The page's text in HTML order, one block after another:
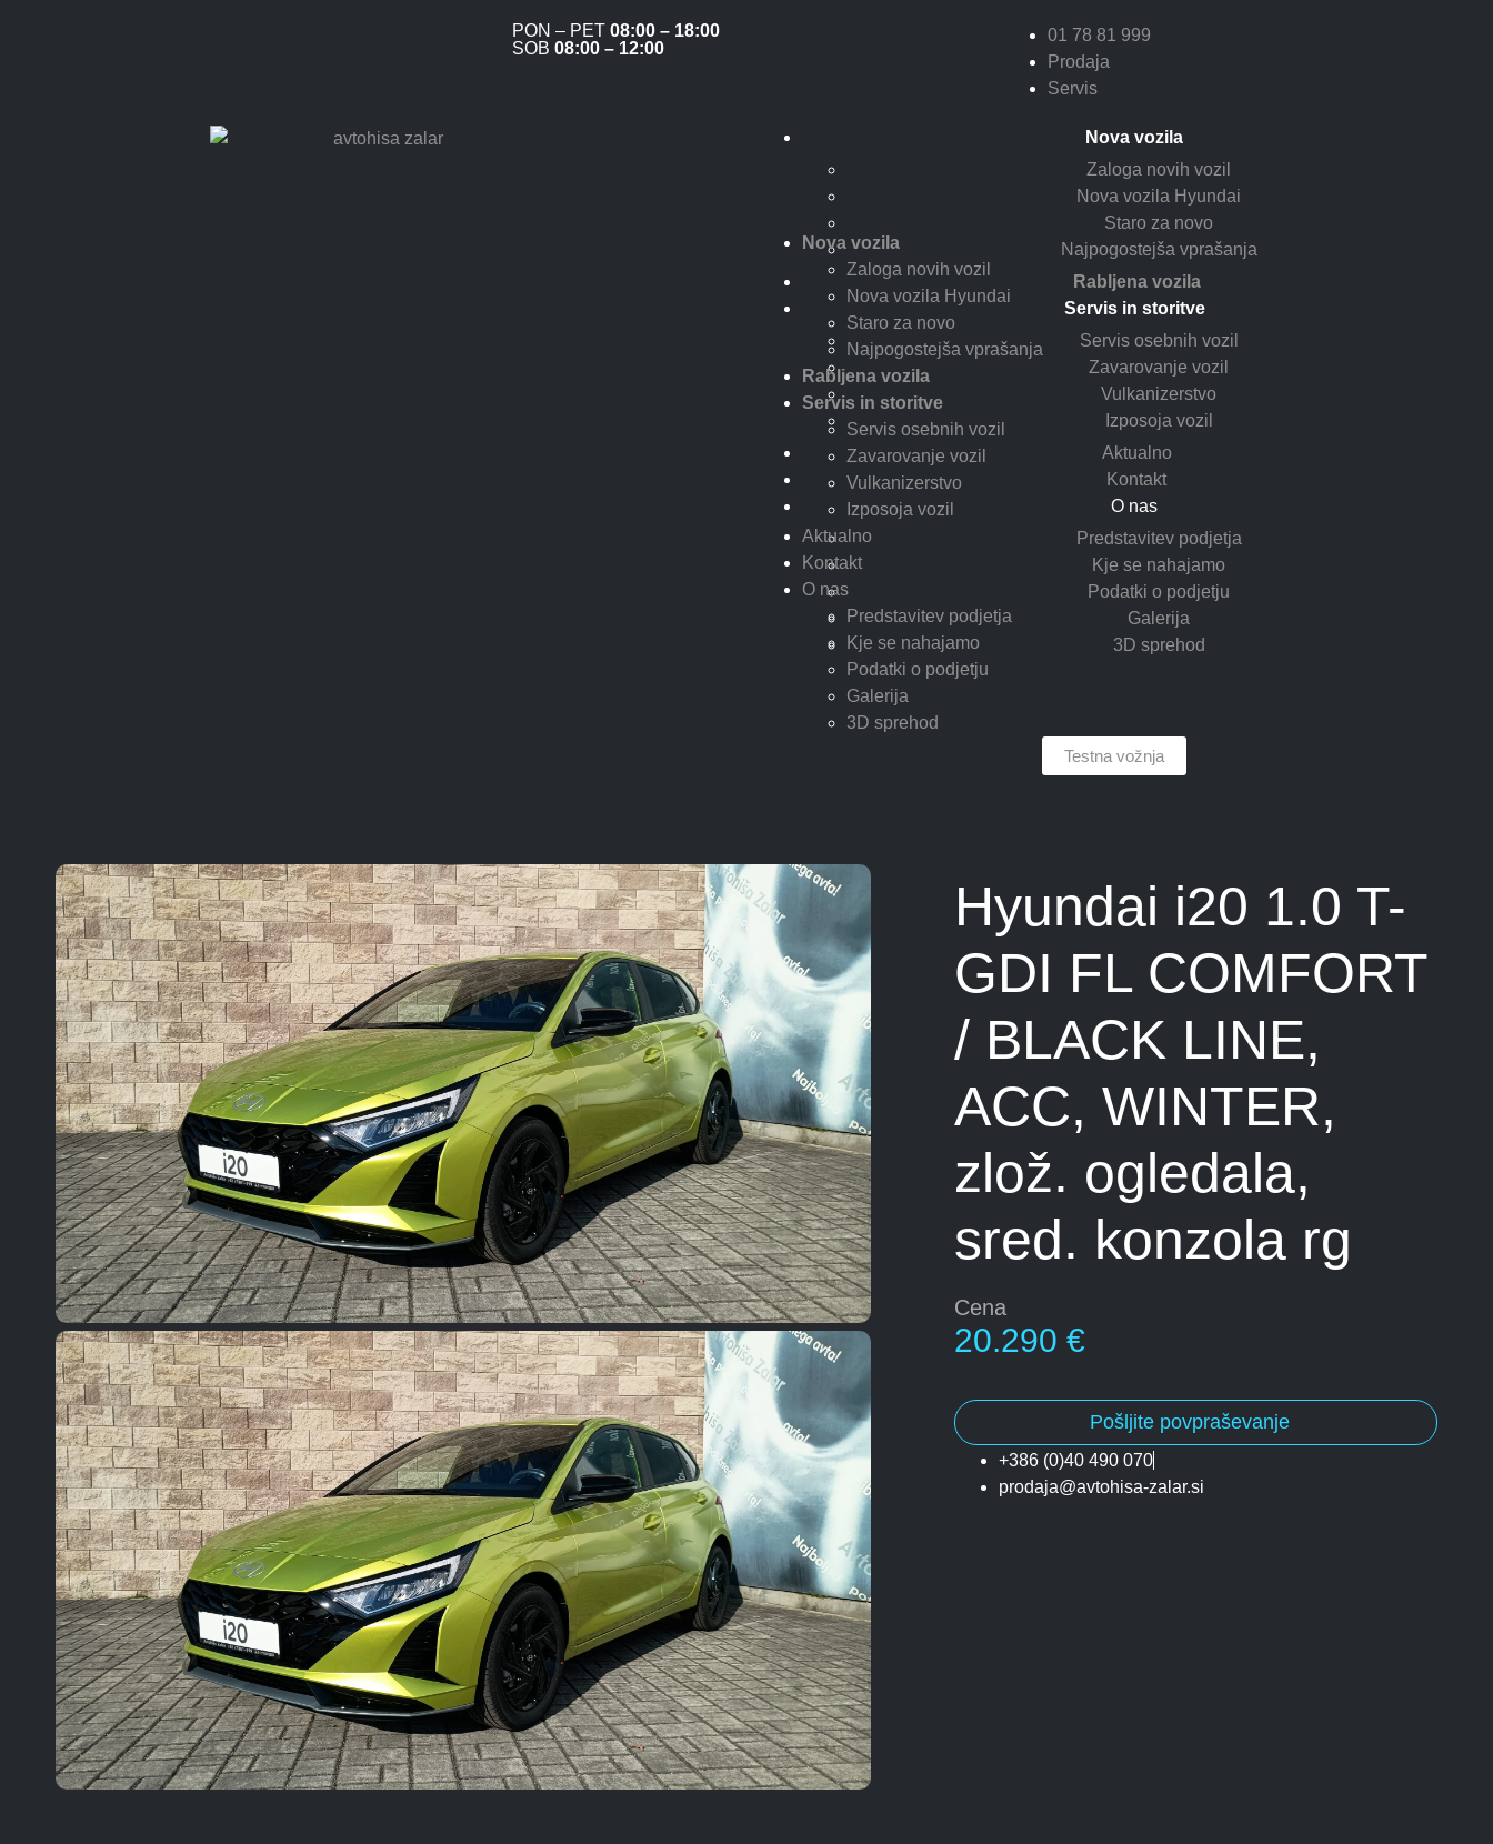
PON – PET08:00 – 18:00
SOB08:00 – 12:00
01 78 81 999
Prodaja
Servis
Nova vozila
Zaloga novih vozil
Nova vozila Hyundai
Staro za novo
Najpogostejša vprašanja
Rabljena vozila
Servis in storitve
Servis osebnih vozil
Zavarovanje vozil
Vulkanizerstvo
Izposoja vozil
Aktualno
Kontakt
O nas
Predstavitev podjetja
Kje se nahajamo
Podatki o podjetju
Galerija
3D sprehod
Nova vozila
Zaloga novih vozil
Nova vozila Hyundai
Staro za novo
Najpogostejša vprašanja
Rabljena vozila
Servis in storitve
Servis osebnih vozil
Zavarovanje vozil
Vulkanizerstvo
Izposoja vozil
Aktualno
Kontakt
O nas
Predstavitev podjetja
Kje se nahajamo
Podatki o podjetju
Galerija
3D sprehod
Testna vožnja
Hyundai i20 1.0 T-
GDI FL COMFORT
/ BLACK LINE,
ACC, WINTER,
zlož. ogledala,
sred. konzola rg
Cena
20.290 €
Pošljite povpraševanje
+386 (0)40 490 070
prodaja@avtohisa-zalar.si